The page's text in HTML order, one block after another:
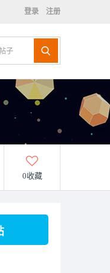
登录 注册
帖子
0收藏